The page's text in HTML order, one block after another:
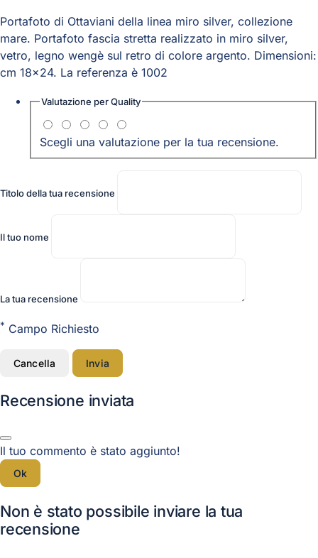
Portafoto di Ottaviani della linea miro silver, collezione
mare. Portafoto fascia stretta realizzato in miro silver,
vetro, legno wengè sul retro di colore argento. Dimensioni:
cm 18x24. La referenza è 1002
Valutazione perQuality
Scegli una valutazione per la tua recensione.
Titolo della tua recensione
Il tuo nome
La tua recensione
* Campo Richiesto
Cancella Invia
Recensione inviata
Il tuo commento è stato aggiunto!
Ok
Non è stato possibile inviare la tua
recensione